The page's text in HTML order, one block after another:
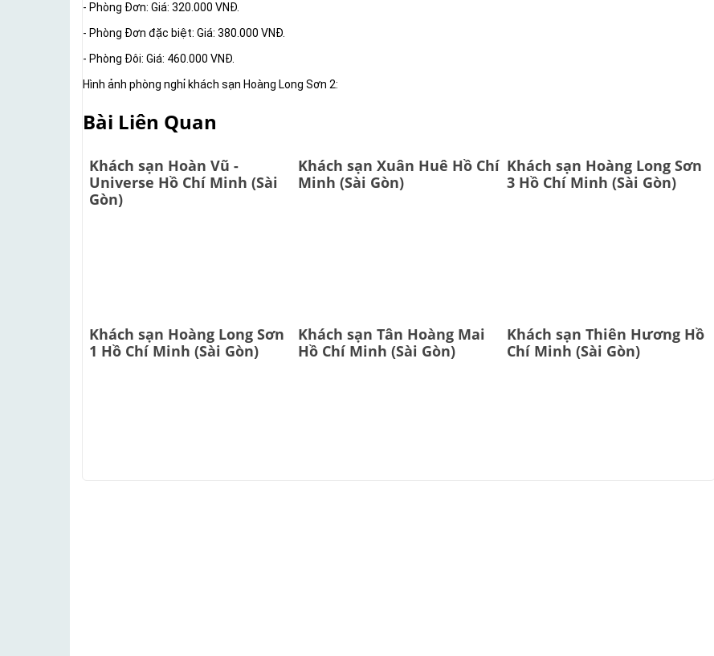
- Phòng Đơn: Giá: 320.000 VNĐ.
- Phòng Đơn đặc biệt: Giá: 380.000 VNĐ.
- Phòng Đôi: Giá: 460.000 VNĐ.
Hình ảnh phòng nghỉ khách sạn Hoàng Long Sơn 2:
Bài Liên Quan
Khách sạn Hoàn Vũ -
Universe Hồ Chí Minh (Sài
Gòn)
Khách sạn Xuân Huê Hồ Chí
Minh (Sài Gòn)
Khách sạn Hoàng Long Sơn
3 Hồ Chí Minh (Sài Gòn)
Khách sạn Hoàng Long Sơn
1 Hồ Chí Minh (Sài Gòn)
Khách sạn Tân Hoàng Mai
Hồ Chí Minh (Sài Gòn)
Khách sạn Thiên Hương Hồ
Chí Minh (Sài Gòn)